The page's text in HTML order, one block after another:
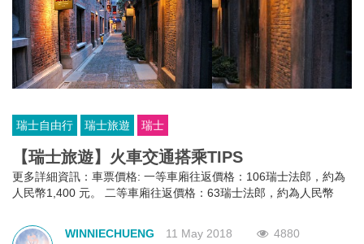
瑞士自由行 瑞士旅遊 瑞士
【瑞士旅遊】火車交通搭乘TIPS
更多詳細資訊：車票價格: 一等車廂往返價格：106瑞士法郎，約為
人民幣1,400 元。 二等車廂往返價格：63瑞士法郎，約為人民幣
WINNIECHUENG
11 May 2018 4880